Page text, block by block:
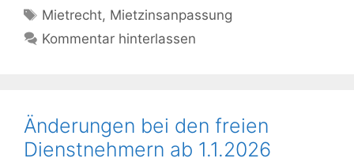
Schlagwörter
Mietrecht, Mietzinsanpassung
Kommentar hinterlassen
Änderungen bei den freien
Dienstnehmern ab 1.1.2026